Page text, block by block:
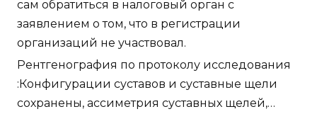
сам обратиться в налоговый орган с
заявлением о том, что в регистрации
организаций не участвовал.
Рентгенография по протоколу исследования
:Конфигурации суставов и суставные щели
сохранены, ассиметрия суставных щелей,…